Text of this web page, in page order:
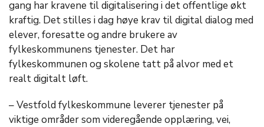
gang har kravene til digitalisering i det offentlige økt
kraftig. Det stilles i dag høye krav til digital dialog med
elever, foresatte og andre brukere av
fylkeskommunens tjenester. Det har
fylkeskommunen og skolene tatt på alvor med et
realt digitalt løft.
– Vestfold fylkeskommune leverer tjenester på
viktige områder som videregående opplæring, vei,